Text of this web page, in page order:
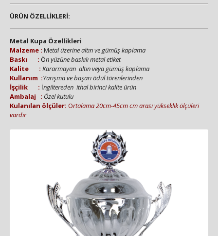
ÜRÜN ÖZELLİKLERİ:
Metal Kupa Özellikleri
Malzeme : Metal üzerine altın ve gümüş kaplama
Baskı : Ön yüzüne baskılı metal etiket
Kalite : Kararmayan altın veya gümüş kaplama
Kullanım :Yarışma ve başarı ödül törenlerinden
İşçilik : İngiltereden ithal birinci kalite ürün
Ambalaj : Özel kutulu
Kulanılan ölçüler: Ortalama 20cm-45cm cm arası yükseklik ölçüleri
vardır